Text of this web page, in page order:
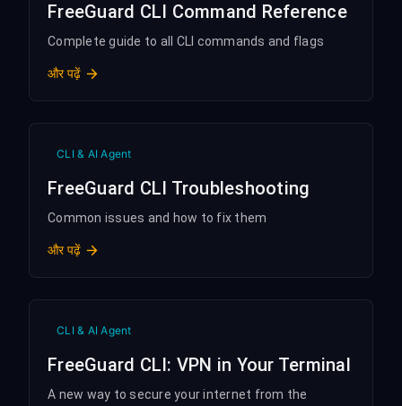
FreeGuard CLI Command Reference
Complete guide to all CLI commands and flags
और पढ़ें
CLI & AI Agent
FreeGuard CLI Troubleshooting
Common issues and how to fix them
और पढ़ें
CLI & AI Agent
FreeGuard CLI: VPN in Your Terminal
A new way to secure your internet from the